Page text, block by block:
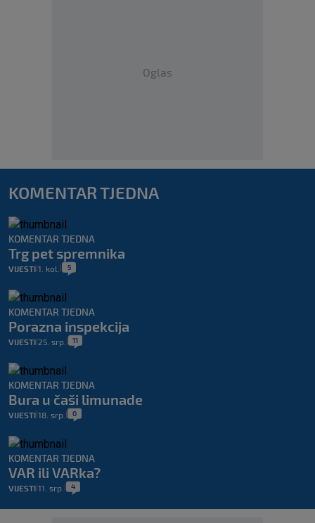
Oglas
KOMENTAR TJEDNA
KOMENTAR TJEDNA
Trg pet spremnika
VIJESTI 1. kol. 5
KOMENTAR TJEDNA
Porazna inspekcija
VIJESTI 25. srp. 11
KOMENTAR TJEDNA
Bura u čaši limunade
VIJESTI 18. srp. 0
KOMENTAR TJEDNA
VAR ili VARka?
VIJESTI 11. srp. 4